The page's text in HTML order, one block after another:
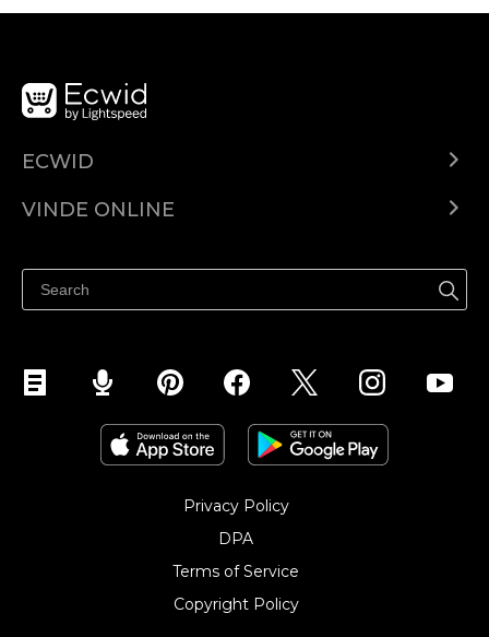
ECWID
Prețuri
VINDE ONLINE
Vinde pe Facebook
Vinde pe Instagram
Privacy Policy
DPA
Terms of Service
Copyright Policy‎